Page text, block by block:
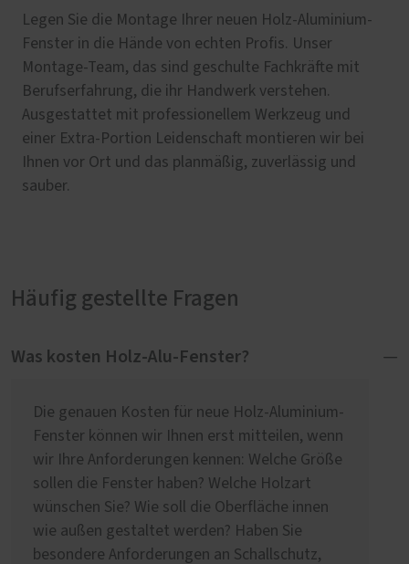
Legen Sie die Montage Ihrer neuen Holz-Aluminium-
Fenster in die Hände von echten Profis. Unser
Montage-Team, das sind geschulte Fachkräfte mit
Berufserfahrung, die ihr Handwerk verstehen.
Ausgestattet mit professionellem Werkzeug und
einer Extra-Portion Leidenschaft montieren wir bei
Ihnen vor Ort und das planmäßig, zuverlässig und
sauber.
Häufig gestellte Fragen
Was kosten Holz-Alu-Fenster?
Die genauen Kosten für neue Holz-Aluminium-
Fenster können wir Ihnen erst mitteilen, wenn
wir Ihre Anforderungen kennen: Welche Größe
sollen die Fenster haben? Welche Holzart
wünschen Sie? Wie soll die Oberfläche innen
wie außen gestaltet werden? Haben Sie
besondere Anforderungen an Schallschutz,